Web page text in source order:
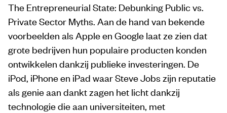
The Entrepreneurial State: Debunking Public vs.
Private Sector Myths. Aan de hand van bekende
voorbeelden als Apple en Google laat ze zien dat
grote bedrijven hun populaire producten konden
ontwikkelen dankzij publieke investeringen. De
iPod, iPhone en iPad waar Steve Jobs zijn reputatie
als genie aan dankt zagen het licht dankzij
technologie die aan universiteiten, met